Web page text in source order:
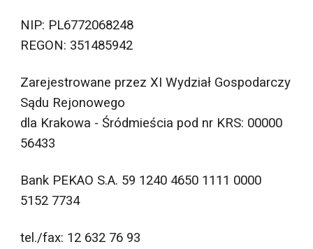
NIP: PL6772068248
REGON: 351485942
Zarejestrowane przez XI Wydział Gospodarczy
Sądu Rejonowego
dla Krakowa - Śródmieścia pod nr KRS: 00000
56433
Bank PEKAO S.A. 59 1240 4650 1111 0000
5152 7734
tel./fax: 12 632 76 93